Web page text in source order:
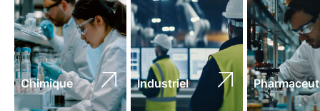
Chimique Industriel